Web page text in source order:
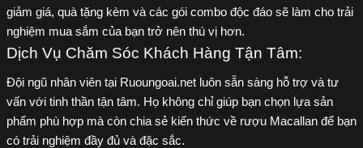
giảm giá, quà tặng kèm và các gói combo độc đáo sẽ làm cho trải
nghiệm mua sắm của bạn trở nên thú vị hơn.
Dịch Vụ Chăm Sóc Khách Hàng Tận Tâm:
Đội ngũ nhân viên tại Ruoungoai.net luôn sẵn sàng hỗ trợ và tư
vấn với tinh thần tận tâm. Họ không chỉ giúp bạn chọn lựa sản
phẩm phù hợp mà còn chia sẻ kiến thức về rượu Macallan để bạn
có trải nghiệm đầy đủ và đặc sắc.